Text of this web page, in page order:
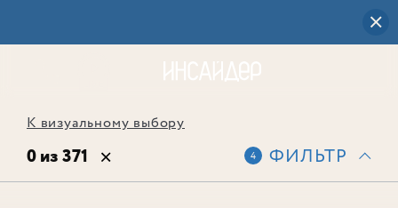
К визуальному выбору
0 из 371 4 ФИЛЬТР